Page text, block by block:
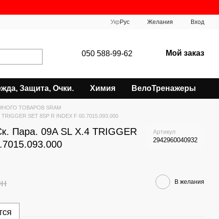
Укр Рус Желания Вход
050 588-99-62 Мой заказ
Защита, Очки. Химия ВелоТренажеры
ТОВАРОВ SRAM
SET 8SP R INDEX F 00.7015.093.000
Пара. 09A SL X.4 TRIGGER
Артикул
2942960040932
В желания